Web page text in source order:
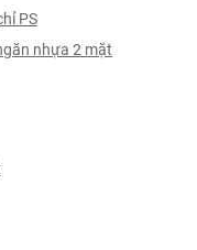
PS
nhựa 2 mặt